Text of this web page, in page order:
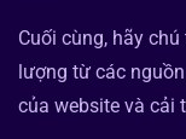
Cuối cùng, hãy
lượng từ các
của website và cải